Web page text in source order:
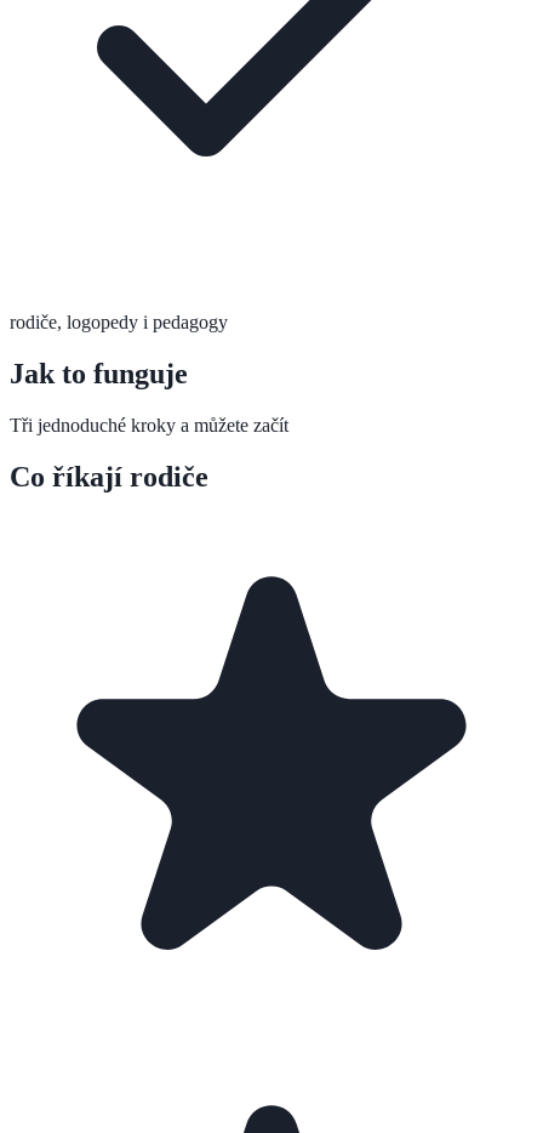
rodiče, logopedy i pedagogy
Jak to funguje
Tři jednoduché kroky a můžete začít
Co říkají rodiče